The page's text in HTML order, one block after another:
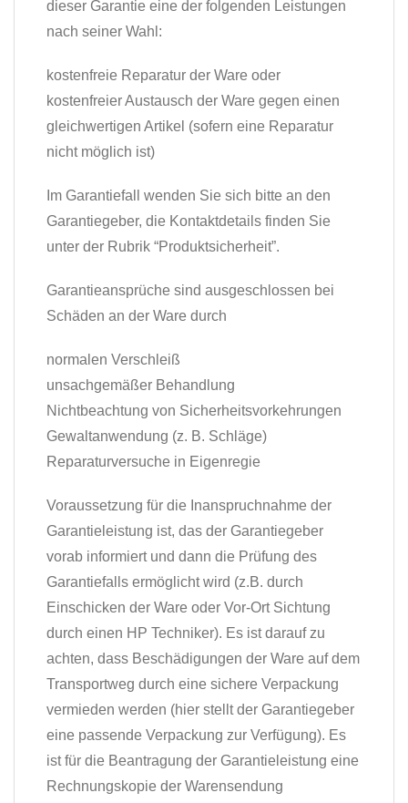
dieser Garantie eine der folgenden Leistungen
nach seiner Wahl:
kostenfreie Reparatur der Ware oder
kostenfreier Austausch der Ware gegen einen
gleichwertigen Artikel (sofern eine Reparatur
nicht möglich ist)
Im Garantiefall wenden Sie sich bitte an den
Garantiegeber, die Kontaktdetails finden Sie
unter der Rubrik “Produktsicherheit”.
Garantieansprüche sind ausgeschlossen bei
Schäden an der Ware durch
normalen Verschleiß
unsachgemäßer Behandlung
Nichtbeachtung von Sicherheitsvorkehrungen
Gewaltanwendung (z. B. Schläge)
Reparaturversuche in Eigenregie
Voraussetzung für die Inanspruchnahme der
Garantieleistung ist, das der Garantiegeber
vorab informiert und dann die Prüfung des
Garantiefalls ermöglicht wird (z.B. durch
Einschicken der Ware oder Vor-Ort Sichtung
durch einen HP Techniker). Es ist darauf zu
achten, dass Beschädigungen der Ware auf dem
Transportweg durch eine sichere Verpackung
vermieden werden (hier stellt der Garantiegeber
eine passende Verpackung zur Verfügung). Es
ist für die Beantragung der Garantieleistung eine
Rechnungskopie der Warensendung